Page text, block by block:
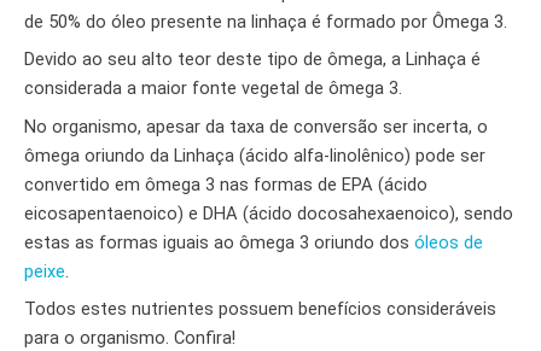
de 50% do óleo presente na linhaça é formado por Ômega 3.
Devido ao seu alto teor deste tipo de ômega, a Linhaça é
considerada a maior fonte vegetal de ômega 3.
No organismo, apesar da taxa de conversão ser incerta, o
ômega oriundo da Linhaça (ácido alfa-linolênico) pode ser
convertido em ômega 3 nas formas de EPA (ácido
eicosapentaenoico) e DHA (ácido docosahexaenoico), sendo
estas as formas iguais ao ômega 3 oriundo dos óleos de
peixe.
Todos estes nutrientes possuem benefícios consideráveis
para o organismo. Confira!